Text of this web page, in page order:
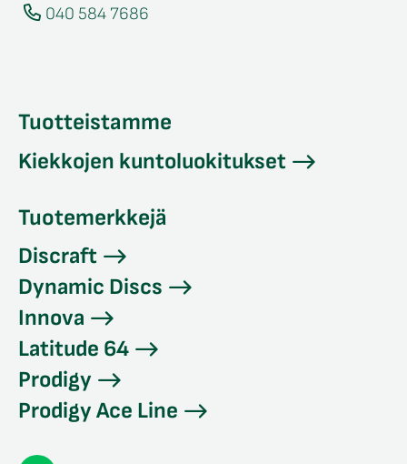
040 584 7686
Tuotteistamme
Kiekkojen kuntoluokitukset
Tuotemerkkejä
Discraft
Dynamic Discs
Innova
Latitude 64
Prodigy
Prodigy Ace Line